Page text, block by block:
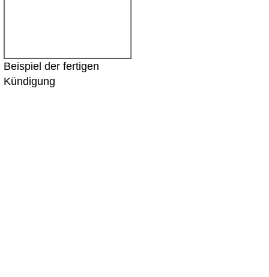
Beispiel der fertigen
Kündigung